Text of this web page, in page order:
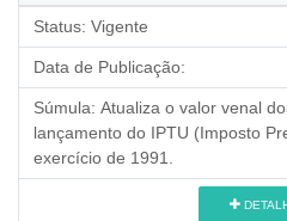
Status: Vigente
Data de Publicação:
Súmula: Atualiza o valor venal
lançamento do IPTU (Imposto
exercício de 1991.